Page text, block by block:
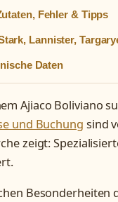
Fehler & Tipps
Lannister,
Daten
Ajiaco Boliviano
und Buchung sind
zeigt: